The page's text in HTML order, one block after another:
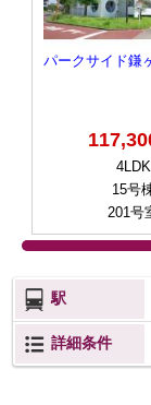
パークサイド鎌
4LDK
15号
201号
駅
詳細条件